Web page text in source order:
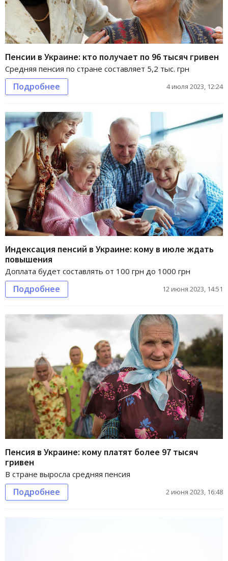
Пенсии в Украине: кто получает по 96 тысяч гривен
Средняя пенсия по стране составляет 5,2 тыс. грн
Подробнее 4 июля 2023, 12:24
Индексация пенсий в Украине: кому в июле ждать
повышения
Доплата будет составлять от 100 грн до 1000 грн
Подробнее 12 июня 2023, 14:51
Пенсия в Украине: кому платят более 97 тысяч
гривен
В стране выросла средняя пенсия
Подробнее 2 июня 2023, 16:48